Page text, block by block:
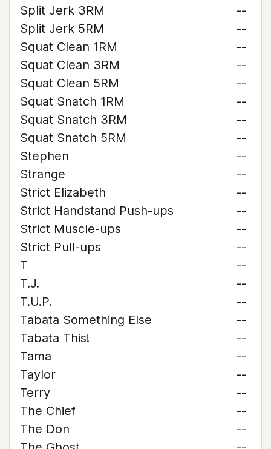
Split Jerk 3RM
--
Split Jerk 5RM
--
Squat Clean 1RM
--
Squat Clean 3RM
--
Squat Clean 5RM
--
Squat Snatch 1RM
--
Squat Snatch 3RM
--
Squat Snatch 5RM
--
Stephen
--
Strange
--
Strict Elizabeth
--
Strict Handstand Push-ups
--
Strict Muscle-ups
--
Strict Pull-ups
--
T
--
T.J.
--
T.U.P.
--
Tabata Something Else
--
Tabata This!
--
Tama
--
Taylor
--
Terry
--
The Chief
--
The Don
--